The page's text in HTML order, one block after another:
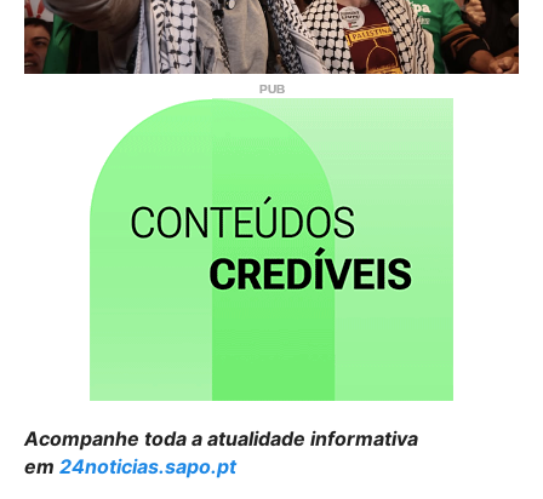
Acompanhe toda a atualidade informativa
em 24noticias.sapo.pt